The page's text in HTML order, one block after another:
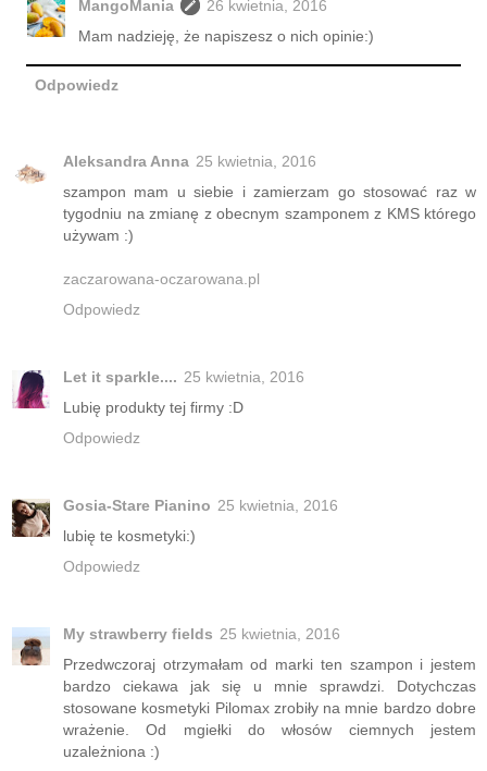
MangoMania
26 kwietnia, 2016
Mam nadzieję, że napiszesz o nich opinie:)
Odpowiedz
Aleksandra Anna 25 kwietnia, 2016
szampon mam u siebie i zamierzam go stosować raz w
tygodniu na zmianę z obecnym szamponem z KMS którego
używam :)
zaczarowana-oczarowana.pl
Odpowiedz
Let it sparkle.... 25 kwietnia, 2016
Lubię produkty tej firmy :D
Odpowiedz
Gosia-Stare Pianino 25 kwietnia, 2016
lubię te kosmetyki:)
Odpowiedz
My strawberry fields 25 kwietnia, 2016
Przedwczoraj otrzymałam od marki ten szampon i jestem
bardzo ciekawa jak się u mnie sprawdzi. Dotychczas
stosowane kosmetyki Pilomax zrobiły na mnie bardzo dobre
wrażenie. Od mgiełki do włosów ciemnych jestem
uzależniona :)